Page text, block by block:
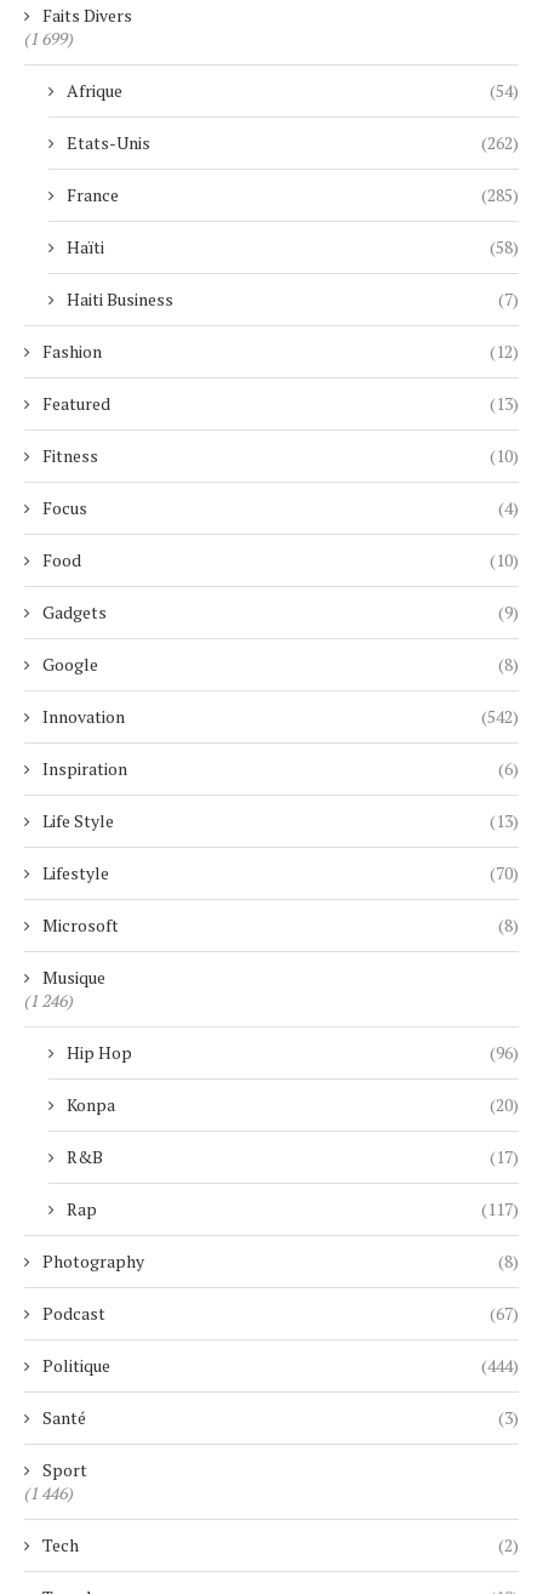
Faits Divers
(1 699)
Afrique (54)
Etats-Unis (262)
France (285)
Haïti (58)
Haiti Business (7)
Fashion (12)
Featured (13)
Fitness (10)
Focus (4)
Food (10)
Gadgets (9)
Google (8)
Innovation (542)
Inspiration (6)
Life Style (13)
Lifestyle (70)
Microsoft (8)
Musique
(1 246)
Hip Hop (96)
Konpa (20)
R&B (17)
Rap (117)
Photography (8)
Podcast (67)
Politique (444)
Santé (3)
Sport
(1 446)
Tech (2)